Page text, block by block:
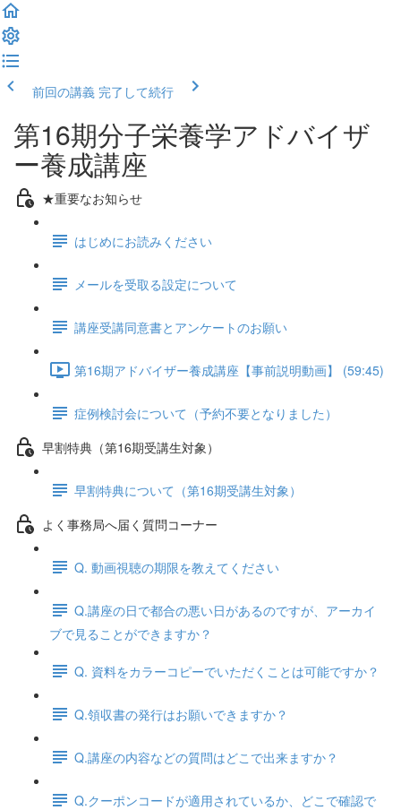
前回の講義 完了して続行
第16期分子栄養学アドバイザ
ー養成講座
★重要なお知らせ
はじめにお読みください
メールを受取る設定について
講座受講同意書とアンケートのお願い
第16期アドバイザー養成講座【事前説明動画】 (59:45)
症例検討会について（予約不要となりました）
早割特典（第16期受講生対象）
早割特典について（第16期受講生対象）
よく事務局へ届く質問コーナー
Q. 動画視聴の期限を教えてください
Q.講座の日で都合の悪い日があるのですが、アーカイ
ブで見ることができますか？
Q. 資料をカラーコピーでいただくことは可能ですか？
Q.領収書の発行はお願いできますか？
Q.講座の内容などの質問はどこで出来ますか？
Q.クーポンコードが適用されているか、どこで確認で